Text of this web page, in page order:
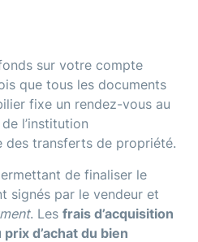
sur votre compte
que tous les documents
fixe un rendez-vous au
de l’institution
des transferts de propriété.
de finaliser le
signés par le vendeur et
. Les frais d’acquisition
d’achat du bien